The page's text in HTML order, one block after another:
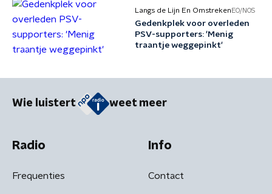
Langs de Lijn En Omstreken EO/NOS
Gedenkplek voor overleden
PSV-supporters: 'Menig
traantje weggepinkt'
Wie luistert weet meer
Radio
Frequenties
Info
Contact